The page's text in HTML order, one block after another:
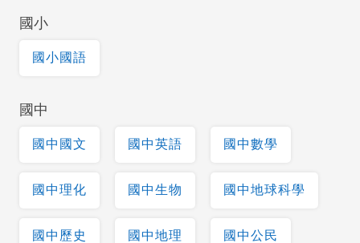
國小
國小國語
國中
國中國文 國中英語 國中數學
國中理化 國中生物 國中地球科學
國中歷史 國中地理 國中公民